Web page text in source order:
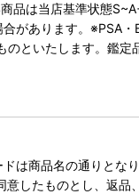
品は当店基準状態
があります。※PSA
といたします。鑑
は商品名の通りと
したものとし、返品